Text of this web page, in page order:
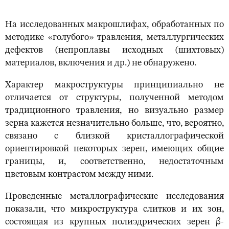
На исследованных макрошлифах, обработанных по
методике «голубого» травления, металлургических
дефектов (непроплавы исходных (шихтовых)
материалов, включения и др.) не обнаружено.
Характер макроструктуры принципиально не
отличается от структуры, полученной методом
традиционного травления, но визуально размер
зерна кажется незначительно больше, что, вероятно,
связано с близкой кристаллографической
ориентировкой некоторых зерен, имеющих общие
границы, и, соответственно, недостаточным
цветовым контрастом между ними.
Проведенные металлографические исследования
показали, что микроструктура слитков и их зон,
состоящая из крупных полиэдрических зерен β-